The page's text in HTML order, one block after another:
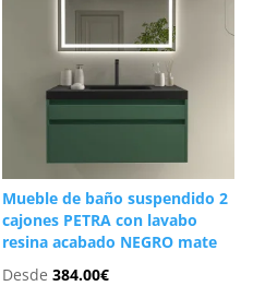
Mueble de baño suspendido 2
cajones PETRA con lavabo
resina acabado NEGRO mate
Desde384.00€